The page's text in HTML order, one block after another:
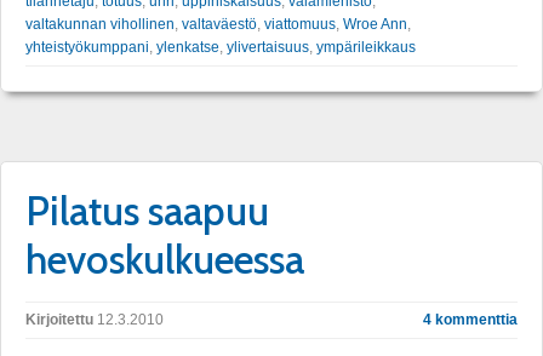
valtakunnan vihollinen valtaväestö viattomuus Wroe Ann
yhteistyökumppani ylenkatse ylivertaisuus ympärileikkaus
Pilatus saapuu
hevoskulkueessa
Kirjoitettu 12.3.2010 4 kommenttia